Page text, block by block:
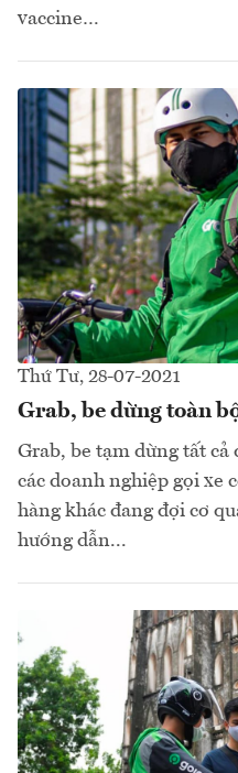
vaccine…
Thứ Tư, 28-07-2021
Grab, be dừng toàn
Grab, be tạm dừng tất
các doanh nghiệp gọi xe
hàng khác đang đợi cơ
hướng dẫn...